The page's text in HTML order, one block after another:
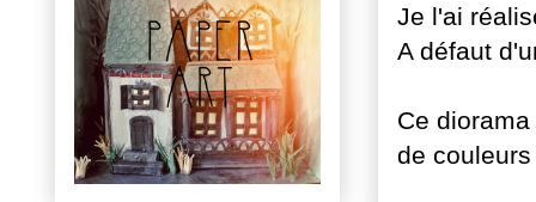
Je l'ai
A défaut
Ce
de